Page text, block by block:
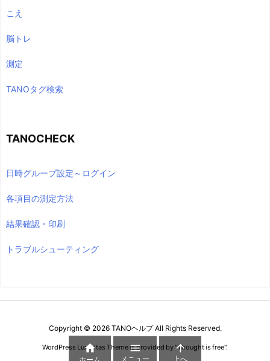
こえ
脳トレ
測定
TANOタグ検索
TANOCHECK
日時グループ設定～ログイン
各項目の測定方法
結果確認・印刷
トラブルシューティング
Copyright © 2026 TANOヘルプAll Rights Reserved.
WordPress Luxeritas Theme is provided by "Thought is free".
 
メニュー

上へ